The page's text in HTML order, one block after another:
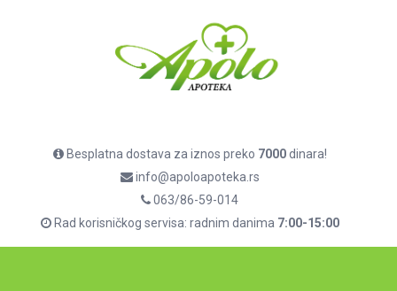
Besplatna dostava za iznos preko 7000dinara!
info@apoloapoteka.rs
063/86-59-014
Rad korisničkog servisa: radnim danima 7:00-15:00